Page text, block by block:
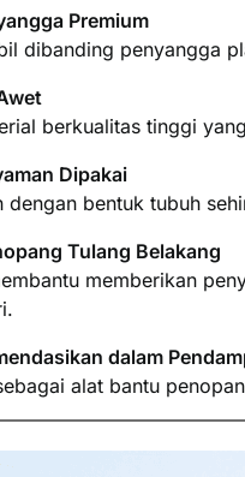
Premium
dibanding penyangga
berkualitas tinggi
Dipakai
dengan bentuk tubuh
Tulang Belakang
memberikan
dalam
alat bantu